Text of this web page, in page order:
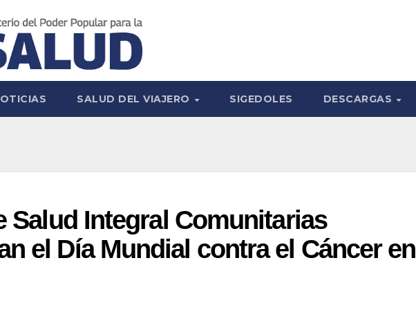
SALUD DEL VIAJERO SIGEDOLES DESCARGAS
Salud Integral Comunitarias
el Día Mundial contra el Cáncer en